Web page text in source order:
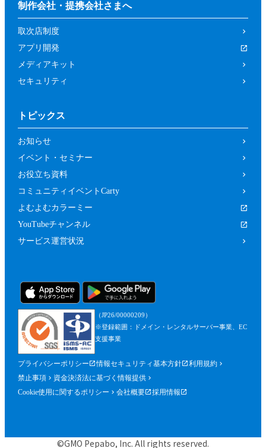
制作会社・提携会社さまへ
取次店制度
アプリ開発
メディアキット
セキュリティ
トピックス
お知らせ
イベント・セミナー
お役立ち資料
コミュニティイベントCarty
よむよむカラーミー
YouTubeチャンネル
サービス運営状況
（JP26/00000209）
※登録範囲：ドメイン・レンタルサーバー事業、EC
支援事業
プライバシーポリシー 情報セキュリティ基本方針
利用規約
禁止事項
資金決済法に基づく情報提供
Cookie使用に関するポリシー
会社概要 採用情報
©GMO Pepabo, Inc. All rights reserved.